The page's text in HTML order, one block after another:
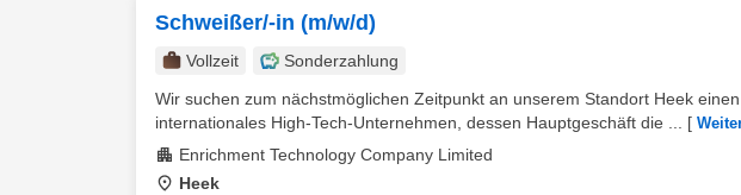
Schweißer/-in (m/w/d)
Vollzeit
Sonderzahlung
Wir suchen zum nächstmöglichen Zeitpunkt an unserem Standort Heek
internationales High-Tech-Unternehmen, dessen Hauptgeschäft die ...
[
Enrichment Technology Company Limited
Heek